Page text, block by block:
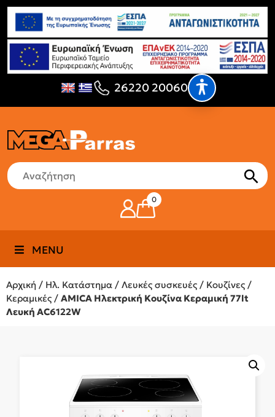
26220 20060
0
MENU
Αρχική / Ηλ. Κατάστημα / Λευκές συσκευές / Κουζίνες /
Κεραμικές / AMICA Ηλεκτρική Κουζίνα Κεραμική 77lt
Λευκή AC6122W